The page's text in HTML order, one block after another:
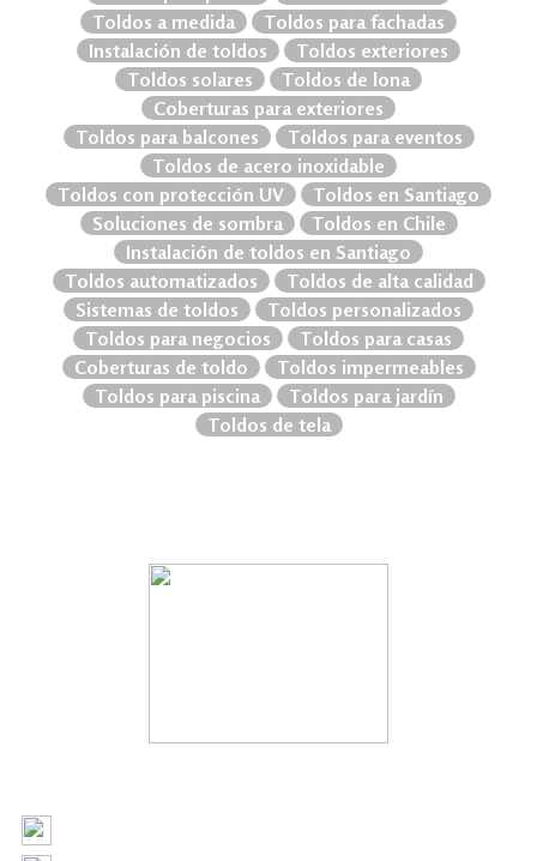
Toldos a medida
Toldos para fachadas
Instalación de toldos
Toldos exteriores
Toldos solares
Toldos de lona
Coberturas para exteriores
Toldos para balcones
Toldos para eventos
Toldos de acero inoxidable
Toldos con protección UV
Toldos en Santiago
Soluciones de sombra
Toldos en Chile
Instalación de toldos en Santiago
Toldos automatizados
Toldos de alta calidad
Sistemas de toldos
Toldos personalizados
Toldos para negocios
Toldos para casas
Coberturas de toldo
Toldos impermeables
Toldos para piscina
Toldos para jardín
Toldos de tela